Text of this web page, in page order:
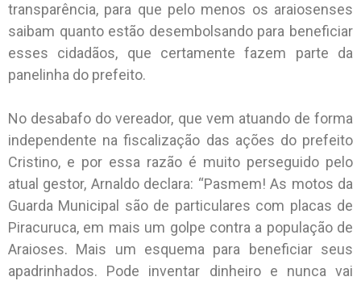
transparência, para que pelo menos os araiosenses
saibam quanto estão desembolsando para beneficiar
esses cidadãos, que certamente fazem parte da
panelinha do prefeito.
No desabafo do vereador, que vem atuando de forma
independente na fiscalização das ações do prefeito
Cristino, e por essa razão é muito perseguido pelo
atual gestor, Arnaldo declara: “Pasmem! As motos da
Guarda Municipal são de particulares com placas de
Piracuruca, em mais um golpe contra a população de
Araioses. Mais um esquema para beneficiar seus
apadrinhados. Pode inventar dinheiro e nunca vai